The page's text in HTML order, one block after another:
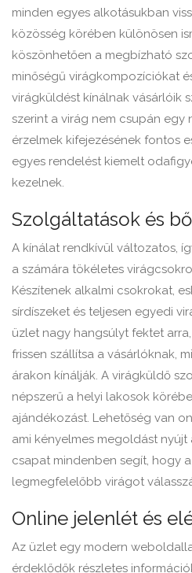
minden egyes alkotásukban
közösség körében különösen
köszönhetően a megbízható
minőségű virágkompozíciókat
virágküldést kínálnak vásárlóik
szerint a virág nem csupán egy
érzelmek kifejezésének fontos
egyes rendelést kiemelt
kezelnek.
Szolgáltatások és
A kínálat rendkívül változatos,
a számára tökéletes
Készítenek alkalmi csokrokat,
sírdíszeket és teljesen egyedi
üzlet nagy hangsúlyt fektet
frissen szállítsa a vásárlóknak,
árakon kínálják. A virágküldő
népszerű a helyi lakosok
ajándékozást. Lehetőség van
ami kényelmes megoldást nyújt
csapat mindenben segít, hogy
legmegfelelőbb virágot
Online jelenlét és
Az üzlet egy modern
érdeklődők részletes